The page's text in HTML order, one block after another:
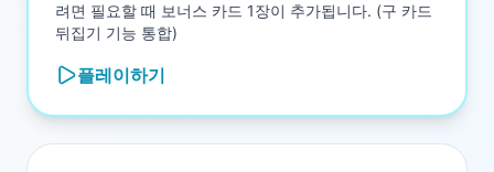
려면 필요할 때 보너스 카드 1장이 추가됩니다. (구 카드
뒤집기 기능 통합)
플레이하기